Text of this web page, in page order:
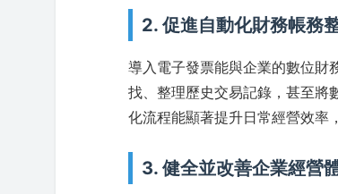
2. 促進自動化財務帳務
導入電子發票能與企業的數位財
找、整理歷史交易記錄，甚至將
化流程能顯著提升日常經營效率
3. 健全並改善企業經營